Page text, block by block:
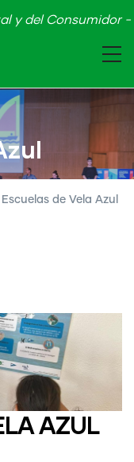
y del Consumidor
Escuelas de Vela Azul
AZUL